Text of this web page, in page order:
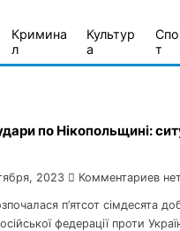
Кримина
л
Культур
а
т
по Нікопольщині:
2023 Комментариев
п’ятсот сімдесята
федерації проти